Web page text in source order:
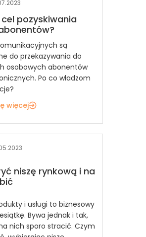
pozyskiwania
są
do przekazywania do
osobowych abonentów
Po co władzom
więcej
niszę rynkową i na
i usługi to biznesowy
Bywa jednak i tak,
nich sporo stracić. Czym